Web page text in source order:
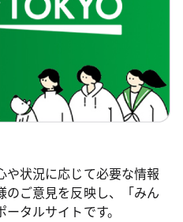
状況に応じて必要な情報
のご意見を反映し、「みん
タルサイトです。